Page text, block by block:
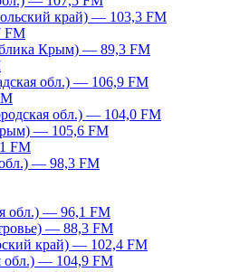
край) — 103,3 FM
FM
Крым) — 89,3 FM
обл.) — 106,9 FM
обл.) — 104,0 FM
— 105,6 FM
FM
— 98,3 FM
обл.) — 96,1 FM
— 88,3 FM
край) — 102,4 FM
обл.) — 104,9 FM